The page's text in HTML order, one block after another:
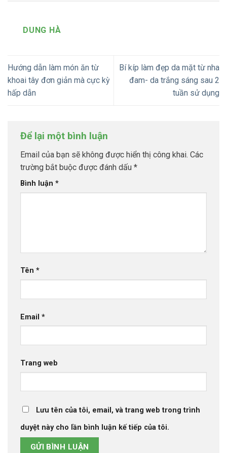
DUNG HÀ
Hướng dẫn làm món ăn từ
khoai tây đơn giản mà cực kỳ
hấp dẫn
Bí kíp làm đẹp da mặt từ nha
đam- da trắng sáng sau 2
tuần sử dụng
Để lại một bình luận
Email của bạn sẽ không được hiển thị công khai. Các
trường bắt buộc được đánh dấu *
Bình luận *
Tên *
Email *
Trang web
Lưu tên của tôi, email, và trang web trong trình
duyệt này cho lần bình luận kế tiếp của tôi.